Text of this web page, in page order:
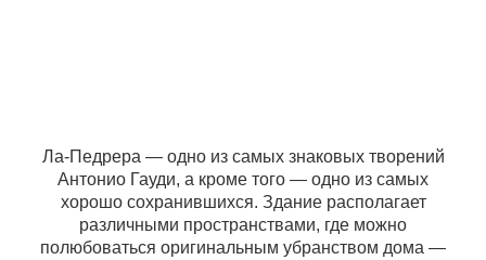
Ла-Педрера — одно из самых знаковых творений
Антонио Гауди, а кроме того — одно из самых
хорошо сохранившихся. Здание располагает
различными пространствами, где можно
полюбоваться оригинальным убранством дома —